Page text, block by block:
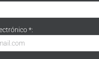
*: